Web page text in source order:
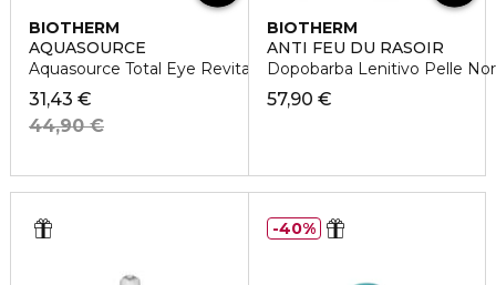
BIOTHERM
AQUASOURCE
Aquasource Total Eye Revitalizer
31,43 €
44,90 €
BIOTHERM
ANTI FEU DU RASOIR
Dopobarba Lenitivo Pelle
57,90 €
40%